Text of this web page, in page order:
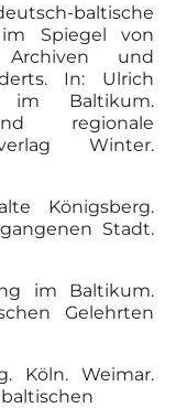
baltische
Spiegel von
und
In: Ulrich
im Baltikum.
regionale
Winter.
Königsberg.
Stadt.
im Baltikum.
Gelehrten
Köln. Weimar.